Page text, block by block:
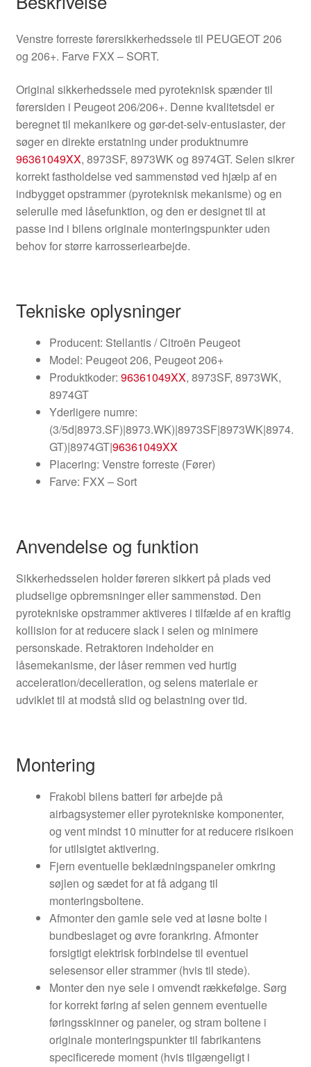
Venstre forreste førersikkerhedssele til PEUGEOT 206
og 206+. Farve FXX – SORT.
Original sikkerhedssele med pyroteknisk spænder til
førersiden i Peugeot 206/206+. Denne kvalitetsdel er
beregnet til mekanikere og gør-det-selv-entusiaster, der
søger en direkte erstatning under produktnumre
96361049XX, 8973SF, 8973WK og 8974GT. Selen sikrer
korrekt fastholdelse ved sammenstød ved hjælp af en
indbygget opstrammer (pyroteknisk mekanisme) og en
selerulle med låsefunktion, og den er designet til at
passe ind i bilens originale monteringspunkter uden
behov for større karrosseriearbejde.
Tekniske oplysninger
Producent: Stellantis / Citroën Peugeot
Model: Peugeot 206, Peugeot 206+
Produktkoder: 96361049XX, 8973SF, 8973WK,
8974GT
Yderligere numre:
(3/5d|8973.SF)|8973.WK)|8973SF|8973WK|8974.
GT)|8974GT|96361049XX
Placering: Venstre forreste (Fører)
Farve: FXX – Sort
Anvendelse og funktion
Sikkerhedsselen holder føreren sikkert på plads ved
pludselige opbremsninger eller sammenstød. Den
pyrotekniske opstrammer aktiveres i tilfælde af en kraftig
kollision for at reducere slack i selen og minimere
personskade. Retraktoren indeholder en
låsemekanisme, der låser remmen ved hurtig
acceleration/decelleration, og selens materiale er
udviklet til at modstå slid og belastning over tid.
Montering
Frakobl bilens batteri før arbejde på
airbagsystemer eller pyrotekniske komponenter,
og vent mindst 10 minutter for at reducere risikoen
for utilsigtet aktivering.
Fjern eventuelle beklædningspaneler omkring
søjlen og sædet for at få adgang til
monteringsboltene.
Afmonter den gamle sele ved at løsne bolte i
bundbeslaget og øvre forankring. Afmonter
forsigtigt elektrisk forbindelse til eventuel
selesensor eller strammer (hvis til stede).
Monter den nye sele i omvendt rækkefølge. Sørg
for korrekt føring af selen gennem eventuelle
føringsskinner og paneler, og stram boltene i
originale monteringspunkter til fabrikantens
specificerede moment (hvis tilgængeligt i